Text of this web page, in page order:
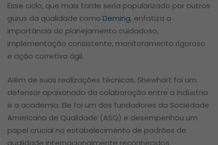
Esse ciclo, que mais tarde seria popularizado por outros
gurus da qualidade como Deming, enfatiza a
importância do planejamento cuidadoso,
implementação consistente, monitoramento rigoroso
e ação corretiva ágil.
Além de suas realizações técnicas, Shewhart foi um
defensor apaixonado da colaboração entre a indústria
e a academia. Ele foi um dos fundadores da Sociedade
Americana de Qualidade (ASQ) e desempenhou um
papel crucial no estabelecimento de padrões de
qualidade internacionalmente reconhecidos.